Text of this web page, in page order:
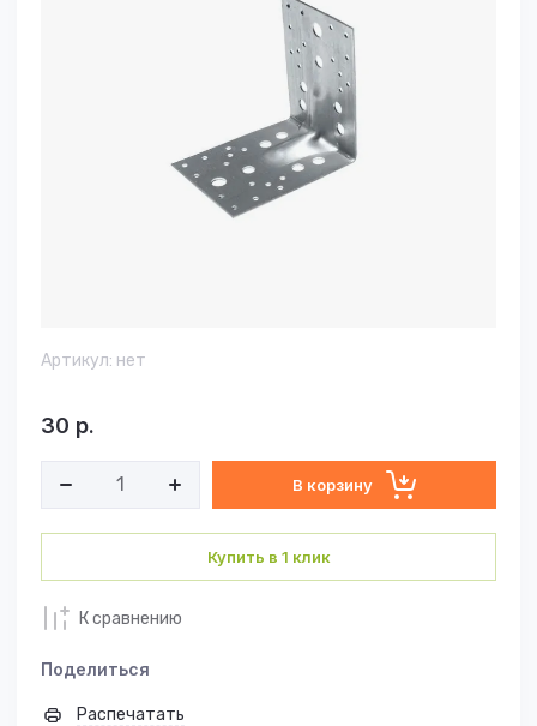
Артикул: нет
30 р.
В корзину
Купить в 1 клик
К сравнению
Поделиться
Распечатать